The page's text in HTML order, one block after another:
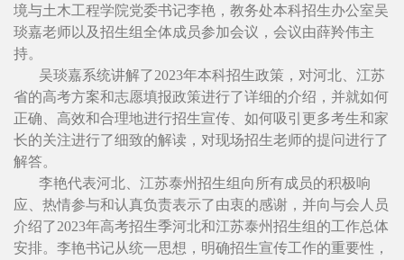
境与土木工程学院党委书记李艳，教务处本科招生办公室吴
琰嘉老师以及招生组全体成员参加会议，会议由薛羚伟主
持。
吴琰嘉系统讲解了2023年本科招生政策，对河北、江苏
省的高考方案和志愿填报政策进行了详细的介绍，并就如何
正确、高效和合理地进行招生宣传、如何吸引更多考生和家
长的关注进行了细致的解读，对现场招生老师的提问进行了
解答。
李艳代表河北、江苏泰州招生组向所有成员的积极响
应、热情参与和认真负责表示了由衷的感谢，并向与会人员
介绍了2023年高考招生季河北和江苏泰州招生组的工作总体
安排。李艳书记从统一思想，明确招生宣传工作的重要性，